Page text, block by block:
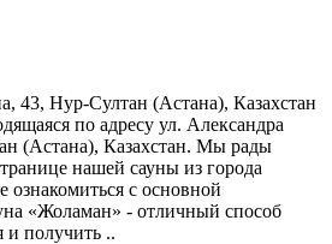
43, Нур-Султан (Астана), Казахстан
по адресу ул. Александра
(Астана), Казахстан. Мы рады
нашей сауны из города
ознакомиться с основной
«Жоламан» - отличный способ
и получить ..